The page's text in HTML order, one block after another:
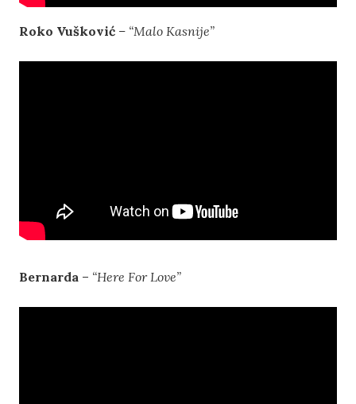
Roko Vušković – “Malo Kasnije”
Bernarda – “Here For Love”